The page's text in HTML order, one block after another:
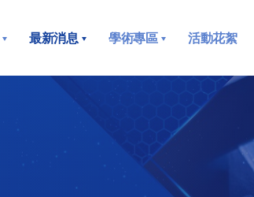
最新消息 學術專區 活動花絮